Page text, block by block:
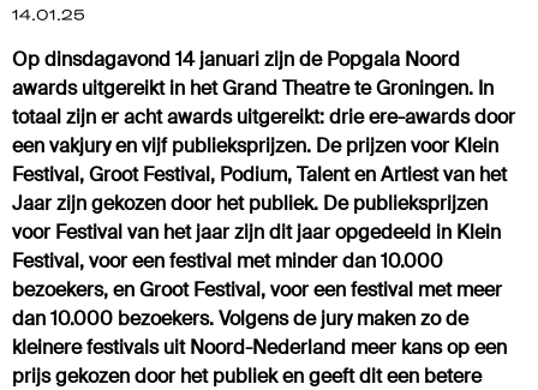
14.01.25
Op dinsdagavond 14 januari zijn de Popgala Noord
awards uitgereikt in het Grand Theatre te Groningen. In
totaal zijn er acht awards uitgereikt: drie ere-awards door
een vakjury en vijf publieksprijzen. De prijzen voor Klein
Festival, Groot Festival, Podium, Talent en Artiest van het
Jaar zijn gekozen door het publiek. De publieksprijzen
voor Festival van het jaar zijn dit jaar opgedeeld in Klein
Festival, voor een festival met minder dan 10.000
bezoekers, en Groot Festival, voor een festival met meer
dan 10.000 bezoekers. Volgens de jury maken zo de
kleinere festivals uit Noord-Nederland meer kans op een
prijs gekozen door het publiek en geeft dit een betere